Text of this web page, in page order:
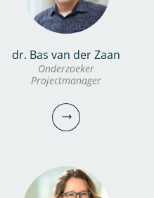
Dennis Zanutto
dennis.zanutto@kwrwater.nl
dr. Bas van der Zaan
Onderzoeker
Projectmanager